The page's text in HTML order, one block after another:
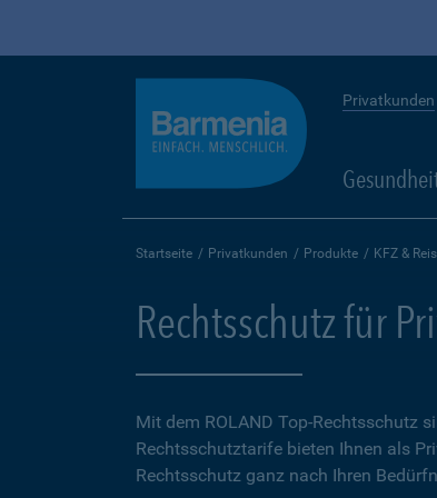
Privatkunden
Startseite Privatkunden Produkte KFZ &
Rechtsschutz für
Mit dem ROLAND Top-Rechtsschutz
Rechtsschutztarife bieten Ihnen als
Rechtsschutz ganz nach Ihren